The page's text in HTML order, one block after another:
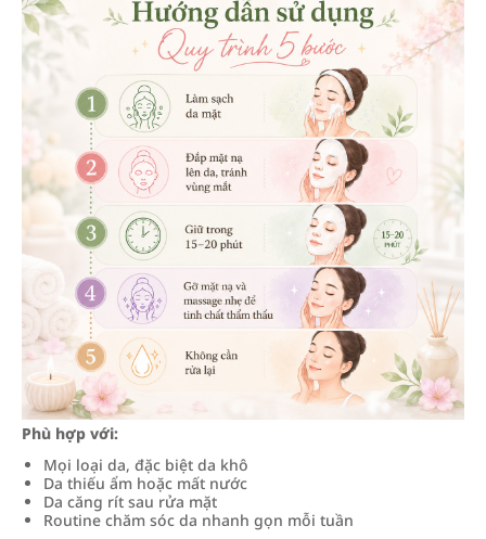
Phù hợp với:
Mọi loại da, đặc biệt da khô
Da thiếu ẩm hoặc mất nước
Da căng rít sau rửa mặt
Routine chăm sóc da nhanh gọn mỗi tuần